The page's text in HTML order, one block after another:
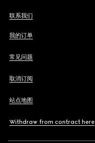
联系我们
我的订单
常见问题
取消订阅
站点地图
Withdraw from contract here